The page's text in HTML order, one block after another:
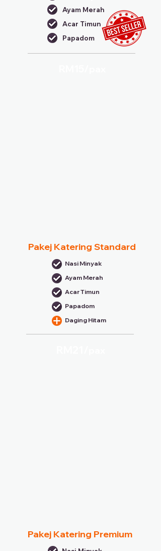
Ayam Merah
Acar Timun
Papadom
Pakej Katering Standard
Nasi Minyak
Ayam Merah
Acar Timun
Papadom
Daging Hitam
Pakej Katering Premium